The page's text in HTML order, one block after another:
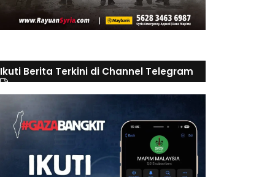
Ikuti Berita Terkini di Channel Telegram